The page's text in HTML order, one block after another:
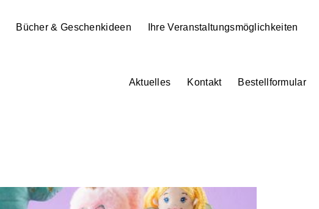
Bücher & Geschenkideen Ihre Veranstaltungsmöglichkeiten
Aktuelles Kontakt Bestellformular